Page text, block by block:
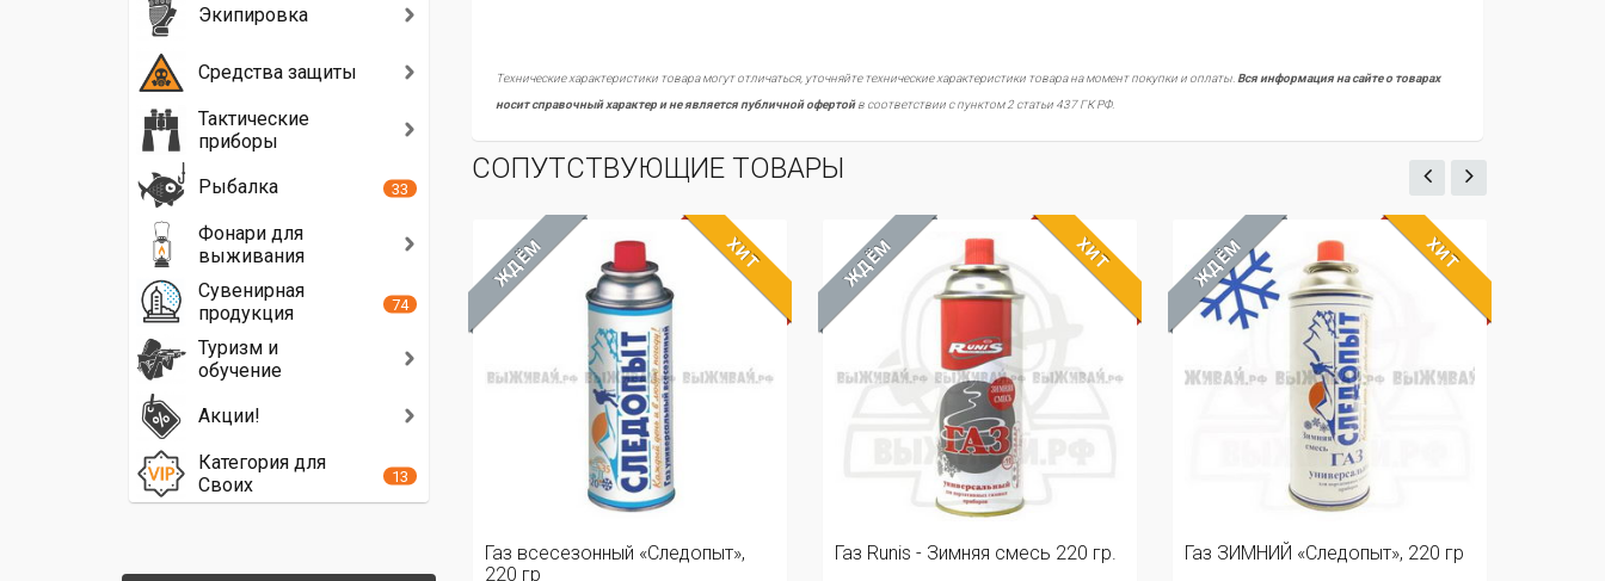
Технические характеристики товара могут отличаться, уточняйте технические характеристики товара на момент покупки и оплаты. Вся информация на сайте о товарах
носит справочный характер и не является публичной офертойв соответствии с пунктом 2 статьи 437 ГК РФ.
СОПУТСТВУЮЩИЕ ТОВАРЫ
ЖДЁМ ХИТ
220 гр
ЖДЁМ ХИТ
Газ Runis - Зимняя смесь 220 гр.
ЖДЁМ ХИТ
Газ ЗИМНИЙ «Следопыт», 220 гр
ЖДЁМ ХИТ
Газ летний «Следопыт», 220 гр
Экипировка
Средства защиты
Тактические
приборы
Рыбалка
33
Фонари для
выживания
Сувенирная
продукция
74
Туризм и
обучение
Акции!
Категория для
Своих
13